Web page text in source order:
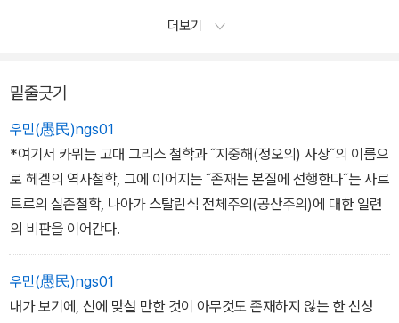
지막 베일을 벗듯이 신 앞에서 자신의 푼돈 같은 자기의 인격을 포기
― 〈사막〉
더보기
밑줄긋기
우민(愚民)ngs01
*여기서 카뮈는 고대 그리스 철학과 ˝지중해(정오의) 사상˝의 이름으
로 헤겔의 역사철학, 그에 이어지는 ˝존재는 본질에 선행한다˝는 사르
트르의 실존철학, 나아가 스탈린식 전체주의(공산주의)에 대한 일련
의 비판을 이어간다.
우민(愚民)ngs01
내가 보기에, 신에 맞설 만한 것이 아무것도 존재하지 않는 한 신성